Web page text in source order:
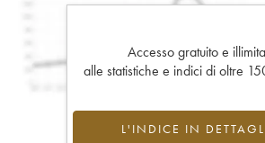
Accesso gratuito e
alle statistiche e indici di oltre
L'INDICE IN